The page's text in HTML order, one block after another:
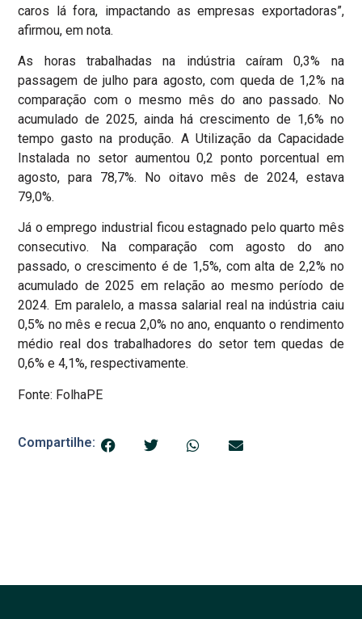
caros lá fora, impactando as empresas exportadoras”,
afirmou, em nota.
As horas trabalhadas na indústria caíram 0,3% na
passagem de julho para agosto, com queda de 1,2% na
comparação com o mesmo mês do ano passado. No
acumulado de 2025, ainda há crescimento de 1,6% no
tempo gasto na produção. A Utilização da Capacidade
Instalada no setor aumentou 0,2 ponto porcentual em
agosto, para 78,7%. No oitavo mês de 2024, estava
79,0%.
Já o emprego industrial ficou estagnado pelo quarto mês
consecutivo. Na comparação com agosto do ano
passado, o crescimento é de 1,5%, com alta de 2,2% no
acumulado de 2025 em relação ao mesmo período de
2024. Em paralelo, a massa salarial real na indústria caiu
0,5% no mês e recua 2,0% no ano, enquanto o rendimento
médio real dos trabalhadores do setor tem quedas de
0,6% e 4,1%, respectivamente.
Fonte: FolhaPE
Compartilhe: